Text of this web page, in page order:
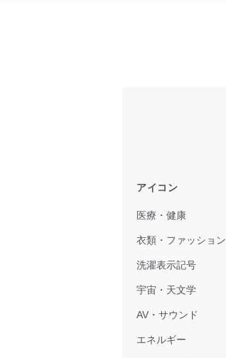
アイコン
医療・健康
衣類・ファッション
洗濯表示記号
宇宙・天文学
AV・サウンド
エネルギー